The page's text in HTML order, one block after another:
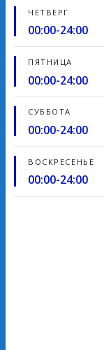
ЧЕТВЕРГ
00:00-24:00
ПЯТНИЦА
00:00-24:00
СУББОТА
00:00-24:00
ВОСКРЕСЕНЬЕ
00:00-24:00